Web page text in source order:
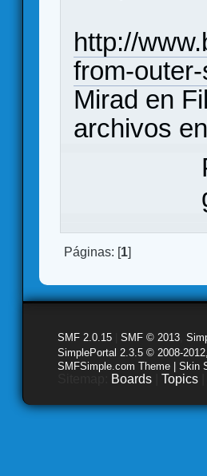
http://
from-
Mirad en
archivos
Páginas: [1]
SMF 2.0.15 SMF © 2013
SimplePortal 2.3.5 © 2008-
SMFSimple.com Theme | Skin
Boards Topics